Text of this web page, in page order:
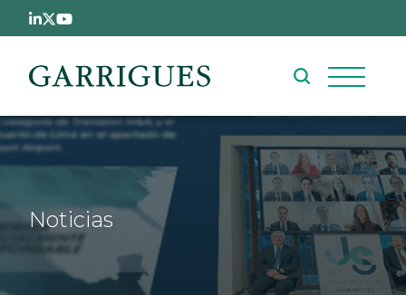
Pasar al contenido principal
Noticias